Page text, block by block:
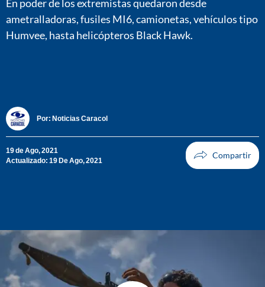
En poder de los extremistas quedaron desde
ametralladoras, fusiles MI6, camionetas, vehículos tipo
Humvee, hasta helicópteros Black Hawk.
Por: Noticias Caracol
19 de Ago, 2021
Actualizado: 19 De Ago, 2021